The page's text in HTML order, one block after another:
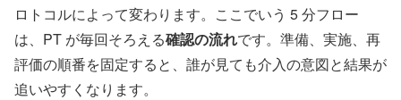
ロトコルによって変わります。ここでいう 5 分フロー
は、PT が毎回そろえる確認の流れです。準備、実施、再
評価の順番を固定すると、誰が見ても介入の意図と結果が
追いやすくなります。